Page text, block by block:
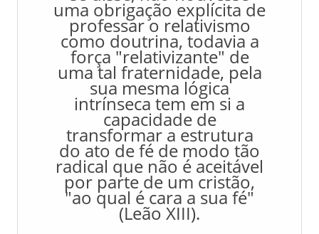
uma obrigação explícita de
professar o relativismo
como doutrina, todavia a
força "relativizante" de
uma tal fraternidade, pela
sua mesma lógica
intrínseca tem em si a
capacidade de
transformar a estrutura
do ato de fé de modo tão
radical que não é aceitável
por parte de um cristão,
"ao qual é cara a sua fé"
(Leão XIII).